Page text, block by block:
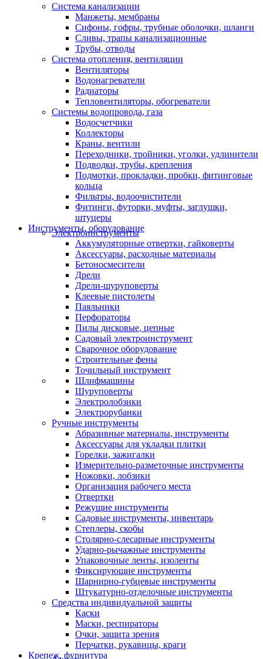
Система канализации
Манжеты, мембраны
Сифоны, гофры, трубные оболочки, шланги
Сливы, трапы канализационные
Трубы, отводы
Система отопления, вентиляции
Вентиляторы
Водонагреватели
Радиаторы
Тепловентиляторы, обогреватели
Системы водопровода, газа
Водосчетчики
Коллекторы
Краны, вентили
Переходники, тройники, уголки, удлинители
Подводки, трубы, крепления
Подмотки, прокладки, пробки, фитинговые
кольца
Фильтры, водоочистители
Фитинги, футорки, муфты, заглушки,
штуцеры
Инструменты, оборудование
Электроинструменты
Аккумуляторные отвертки, гайковерты
Аксессуары, расходные материалы
Бетоносмесители
Дрели
Дрели-шуруповерты
Клеевые пистолеты
Паяльники
Перфораторы
Пилы дисковые, цепные
Садовый электроинструмент
Сварочное оборудование
Строительные фены
Точильный инструмент
Шлифмашины
Шуруповерты
Электролобзики
Электрорубанки
Ручные инструменты
Абразивные материалы, инструменты
Аксессуары для укладки плитки
Горелки, зажигалки
Измерительно-разметочные инструменты
Ножовки, лобзики
Организация рабочего места
Отвертки
Режущие инструменты
Садовые инструменты, инвентарь
Степлеры, скобы
Столярно-слесарные инструменты
Ударно-рычажные инструменты
Упаковочные ленты, изоленты
Фиксирующие инструменты
Шарнирно-губцевые инструменты
Штукатурно-отделочные инструменты
Средства индивидуальной защиты
Каски
Маски, респираторы
Очки, защита зрения
Перчатки, рукавицы, краги
Крепеж, фурнитура